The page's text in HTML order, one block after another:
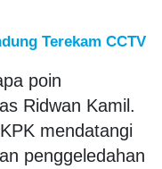
Terekam CCTV
poin
Ridwan Kamil.
mendatangi
penggeledahan